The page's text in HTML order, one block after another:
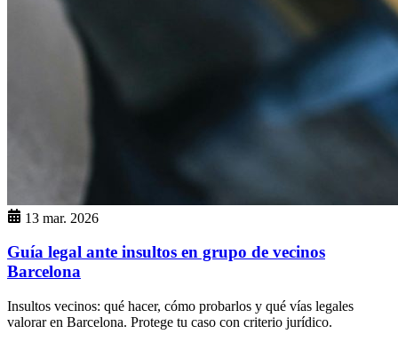
13 mar. 2026
Guía legal ante insultos en grupo de vecinos
Barcelona
Insultos vecinos: qué hacer, cómo probarlos y qué vías legales
valorar en Barcelona. Protege tu caso con criterio jurídico.